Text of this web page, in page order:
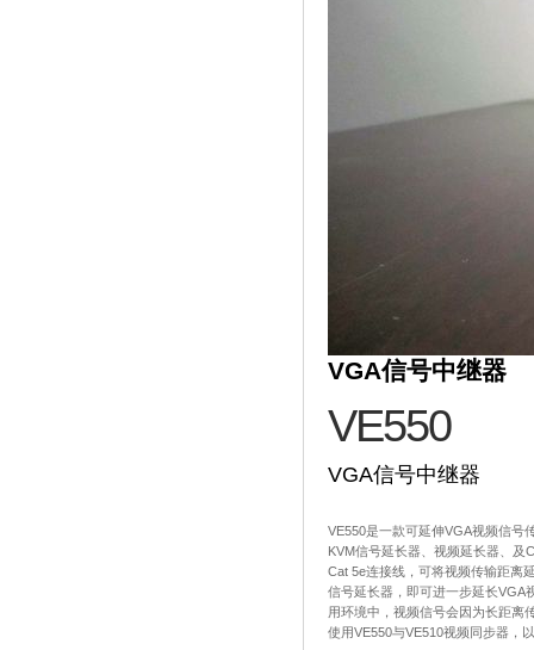
VGA信号中继器
VE550
VGA信号中继器
VE550是一款可延伸VGA视频信号
KVM信号延长器、视频延长器、及
Cat 5e连接线，可将视频传输距离
信号延长器，即可进一步延长VGA
用环境中，视频信号会因为长距离
使用VE550与VE510视频同步器，